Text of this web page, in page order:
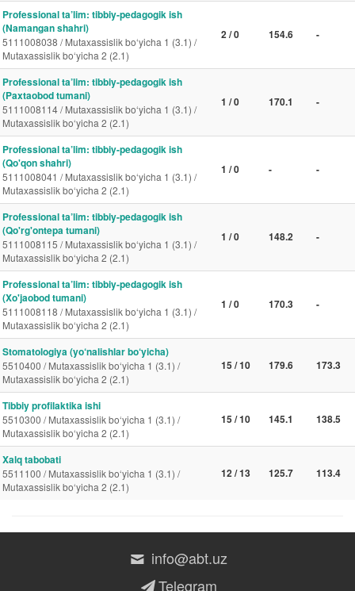
Professional ta’lim: tibbiy-pedagogik ish
(Namangan shahri)
5111008038 / Mutaxassislik bo‘yicha 1 (3.1) /
Mutaxassislik bo‘yicha 2 (2.1)
2 / 0 154.6 -
Professional ta’lim: tibbiy-pedagogik ish
(Paxtaobod tumani)
5111008114 / Mutaxassislik bo‘yicha 1 (3.1) /
Mutaxassislik bo‘yicha 2 (2.1)
1 / 0 170.1 -
Professional ta’lim: tibbiy-pedagogik ish
(Qo'qon shahri)
5111008041 / Mutaxassislik bo‘yicha 1 (3.1) /
Mutaxassislik bo‘yicha 2 (2.1)
1 / 0 - -
Professional ta’lim: tibbiy-pedagogik ish
(Qo'rg'ontepa tumani)
5111008115 / Mutaxassislik bo‘yicha 1 (3.1) /
Mutaxassislik bo‘yicha 2 (2.1)
1 / 0 148.2 -
Professional ta’lim: tibbiy-pedagogik ish
(Xo'jaobod tumani)
5111008118 / Mutaxassislik bo‘yicha 1 (3.1) /
Mutaxassislik bo‘yicha 2 (2.1)
1 / 0 170.3 -
Stomatologiya (yo‘nalishlar bo‘yicha)
5510400 / Mutaxassislik bo‘yicha 1 (3.1) /
Mutaxassislik bo‘yicha 2 (2.1)
15 / 10 179.6 173.3
Tibbiy profilaktika ishi
5510300 / Mutaxassislik bo‘yicha 1 (3.1) /
Mutaxassislik bo‘yicha 2 (2.1)
15 / 10 145.1 138.5
Xalq tabobati
5511100 / Mutaxassislik bo‘yicha 1 (3.1) /
Mutaxassislik bo‘yicha 2 (2.1)
12 / 13 125.7 113.4
info@abt.uz
Telegram